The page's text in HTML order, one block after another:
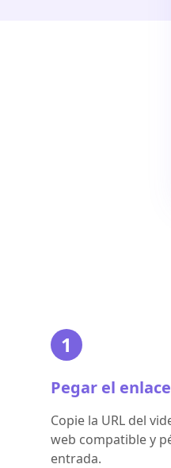
1
Pegar el enlace
Copie la URL del
web compatible y
entrada.